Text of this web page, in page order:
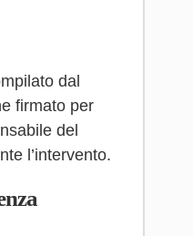
dal
firmato per
del
l’intervento.